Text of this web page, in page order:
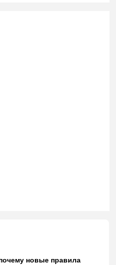
новые правила